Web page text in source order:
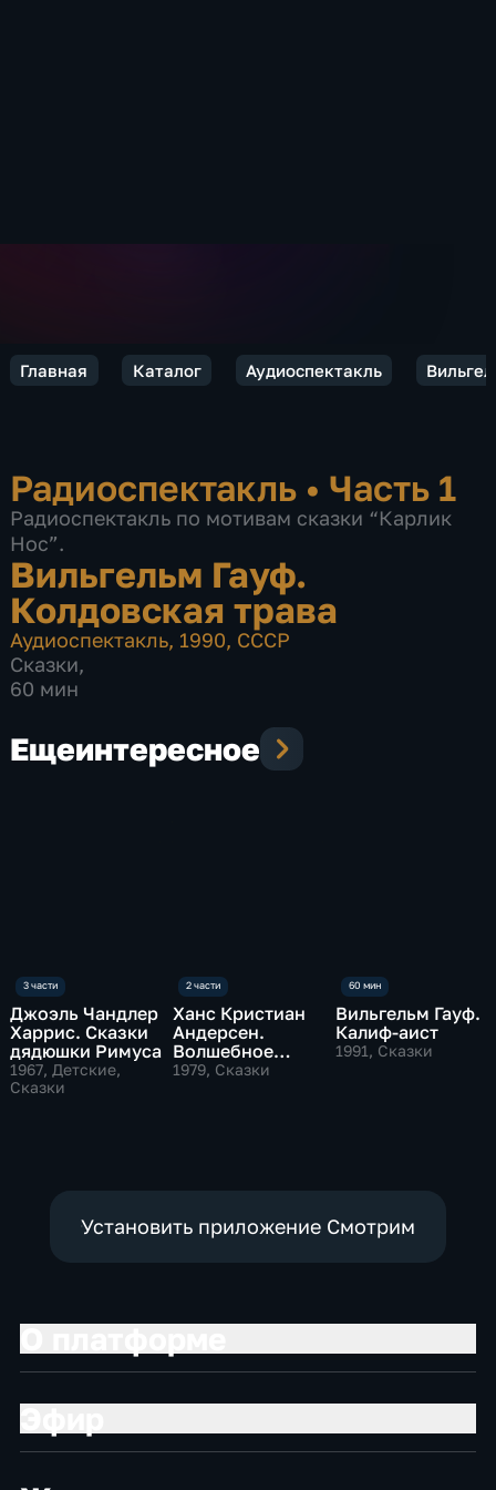
Главная Каталог Аудиоспектакль
Радиоспектакль • Часть 1
Радиоспектакль по мотивам сказки “Карлик
Нос”.
Вильгельм Гауф.
Колдовская трава
Аудиоспектакль, 1990, СССР
Сказки,
60 мин
Ещеинтересное
Джоэль Чандлер
Харрис. Сказки
дядюшки Римуса
1967, Детские,
Сказки
Ханс Кристиан
Андерсен.
Волшебное
огниво
1979, Сказки
Вильгельм Гауф.
Калиф-аист
1991, Сказки
Установить приложение Смотрим